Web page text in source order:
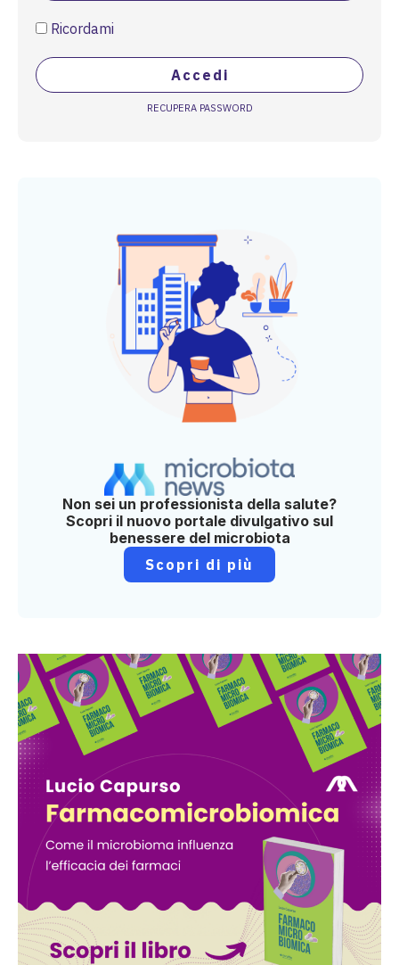
Ricordami
Accedi
RECUPERA PASSWORD
Non sei un professionista della salute?
Scopri il nuovo portale divulgativo sul
benessere del microbiota
Scopri di più